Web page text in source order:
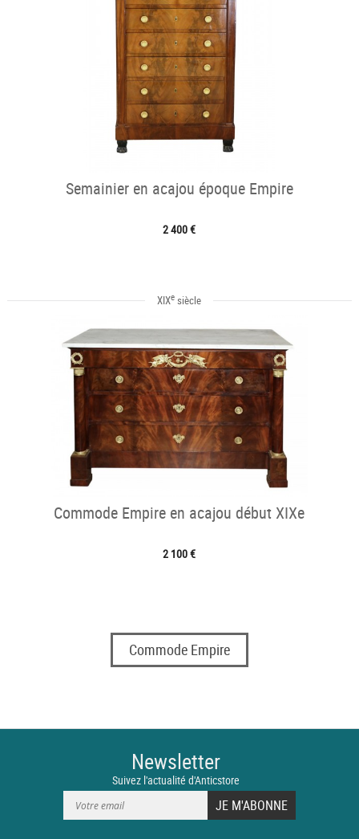
Semainier en acajou époque Empire
2 400 €
XIXe siècle
Commode Empire en acajou début XIXe
2 100 €
Commode Empire
Newsletter
Suivez l'actualité d'Anticstore